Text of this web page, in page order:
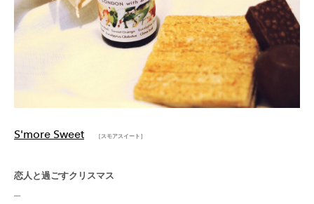
S'more Sweet ［スモアスイート］
恋人と過ごすクリスマス
─